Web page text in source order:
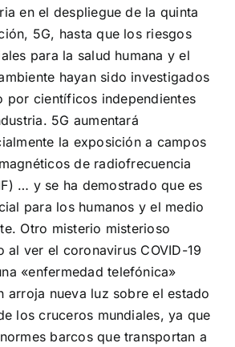
en el despliegue de la quinta
5G, hasta que los riesgos
para la salud humana y el
hayan sido investigados
por científicos independientes
5G aumentará
la exposición a campos
de radiofrecuencia
… y se ha demostrado que es
para los humanos y el medio
Otro misterio misterioso
al ver el coronavirus COVID-19
«enfermedad telefónica»
arroja nueva luz sobre el estado
los cruceros mundiales, ya que
barcos que transportan a